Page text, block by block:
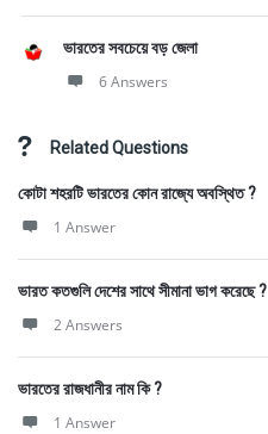
ভারতের সবচেয়ে বড় জেলা
6 Answers
Related Questions
কোটা শহরটি ভারতের কোন রাজ্যে অবস্থিত ?
1 Answer
ভারত কতগুলি দেশের সাথে সীমানা ভাগ করেছে ?
2 Answers
ভারতের রাজধানীর নাম কি ?
1 Answer